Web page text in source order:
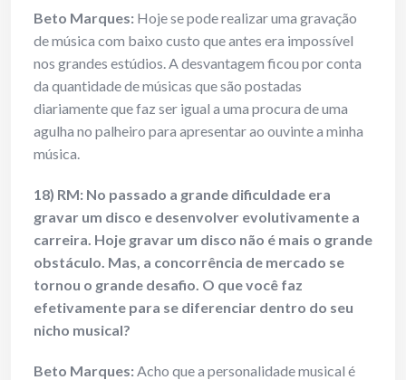
Beto Marques: Hoje se pode realizar uma gravação
de música com baixo custo que antes era impossível
nos grandes estúdios. A desvantagem ficou por conta
da quantidade de músicas que são postadas
diariamente que faz ser igual a uma procura de uma
agulha no palheiro para apresentar ao ouvinte a minha
música.
18) RM: No passado a grande dificuldade era
gravar um disco e desenvolver evolutivamente a
carreira. Hoje gravar um disco não é mais o grande
obstáculo. Mas, a concorrência de mercado se
tornou o grande desafio. O que você faz
efetivamente para se diferenciar dentro do seu
nicho musical?
Beto Marques:Acho que a personalidade musical é